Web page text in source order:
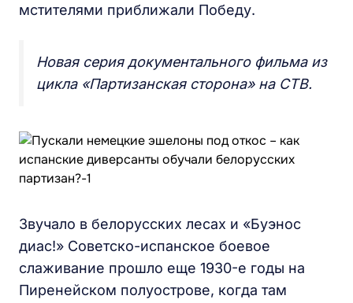
мстителями приближали Победу.
Новая серия документального фильма из
цикла «Партизанская сторона» на СТВ.
Звучало в белорусских лесах и «Буэнос
диас!» Советско-испанское боевое
слаживание прошло еще 1930-е годы на
Пиренейском полуострове, когда там